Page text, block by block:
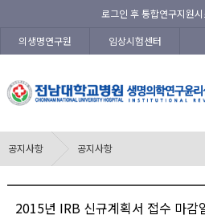
의생명연구원 임상시험센터
로그인 후 통합연구지원
공지사항 공지사항
2015년 IRB 신규계획서 접수 마감